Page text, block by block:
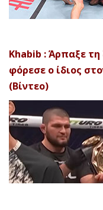
Khabib : Άρπαξε
φόρεσε ο ίδιος
(Βίντεο)